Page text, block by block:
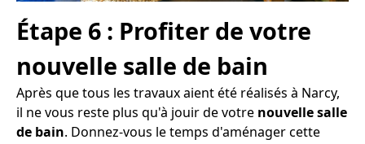
Étape 6 : Profiter de votre
nouvelle salle de bain
Après que tous les travaux aient été réalisés à Narcy,
il ne vous reste plus qu'à jouir de votre nouvelle salle
de bain. Donnez-vous le temps d'aménager cette